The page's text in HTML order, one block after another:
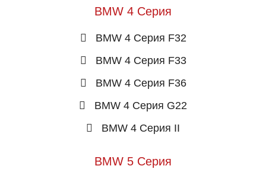
BMW 4 Серия
BMW 4 Серия F32
BMW 4 Серия F33
BMW 4 Серия F36
BMW 4 Серия G22
BMW 4 Серия II
BMW 5 Серия